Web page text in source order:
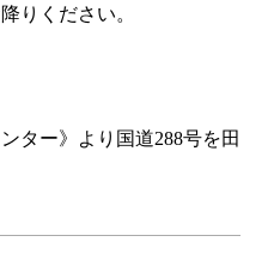
りください。
ター》より国道288号を田